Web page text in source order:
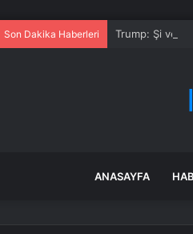
Son Dakika Haberleri Trump: Şi ve
ANASAYFA